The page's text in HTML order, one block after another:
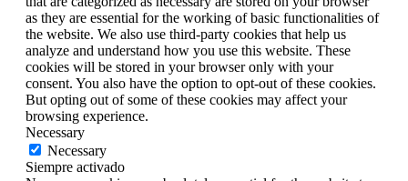
as they are essential for the working of basic functionalities of
the website. We also use third-party cookies that help us
analyze and understand how you use this website. These
cookies will be stored in your browser only with your
consent. You also have the option to opt-out of these cookies.
But opting out of some of these cookies may affect your
browsing experience.
Necessary
Necessary
Siempre activado